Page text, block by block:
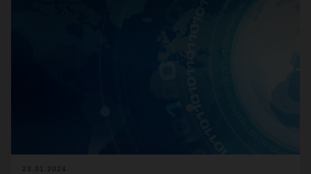
23.01.2024